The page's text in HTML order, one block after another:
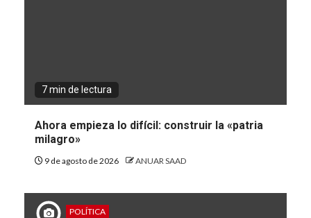
7 min de lectura
Ahora empieza lo difícil: construir la «patria
milagro»
9 de agosto de 2026 ANUAR SAAD
POLÍTICA